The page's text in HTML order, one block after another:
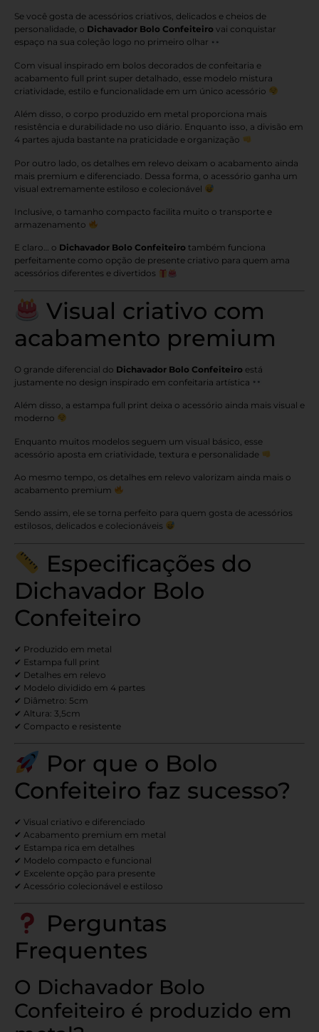
Se você gosta de acessórios criativos, delicados e cheios de
personalidade, o Dichavador Bolo Confeiteiro vai conquistar
espaço na sua coleção logo no primeiro olhar
Com visual inspirado em bolos decorados de confeitaria e
acabamento full print super detalhado, esse modelo mistura
criatividade, estilo e funcionalidade em um único acessório
Além disso, o corpo produzido em metal proporciona mais
resistência e durabilidade no uso diário. Enquanto isso, a divisão em
4 partes ajuda bastante na praticidade e organização
Por outro lado, os detalhes em relevo deixam o acabamento ainda
mais premium e diferenciado. Dessa forma, o acessório ganha um
visual extremamente estiloso e colecionável
Inclusive, o tamanho compacto facilita muito o transporte e
armazenamento
E claro… o Dichavador Bolo Confeiteiro também funciona
perfeitamente como opção de presente criativo para quem ama
acessórios diferentes e divertidos
Visual criativo com
acabamento premium
O grande diferencial do Dichavador Bolo Confeiteiro está
justamente no design inspirado em confeitaria artística
Além disso, a estampa full print deixa o acessório ainda mais visual e
moderno
Enquanto muitos modelos seguem um visual básico, esse
acessório aposta em criatividade, textura e personalidade
Ao mesmo tempo, os detalhes em relevo valorizam ainda mais o
acabamento premium
Sendo assim, ele se torna perfeito para quem gosta de acessórios
estilosos, delicados e colecionáveis
Especificações do
Dichavador Bolo
Confeiteiro
✔ Produzido em metal
✔ Estampa full print
✔ Detalhes em relevo
✔ Modelo dividido em 4 partes
✔ Diâmetro: 5cm
✔ Altura: 3,5cm
✔ Compacto e resistente
Por que o Bolo
Confeiteiro faz sucesso?
✔ Visual criativo e diferenciado
✔ Acabamento premium em metal
✔ Estampa rica em detalhes
✔ Modelo compacto e funcional
✔ Excelente opção para presente
✔ Acessório colecionável e estiloso
Perguntas
Frequentes
O Dichavador Bolo
Confeiteiro é produzido em